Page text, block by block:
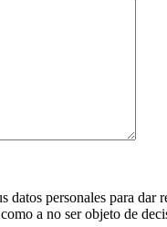
personales para dar
a no ser objeto de